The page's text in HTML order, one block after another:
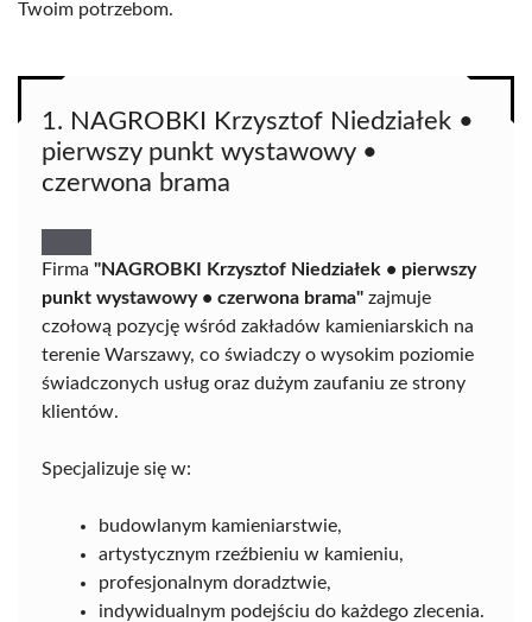
Twoim potrzebom.
1. NAGROBKI Krzysztof Niedziałek •
pierwszy punkt wystawowy •
czerwona brama
Firma "NAGROBKI Krzysztof Niedziałek • pierwszy
punkt wystawowy • czerwona brama" zajmuje
czołową pozycję wśród zakładów kamieniarskich na
terenie Warszawy, co świadczy o wysokim poziomie
świadczonych usług oraz dużym zaufaniu ze strony
klientów.
Specjalizuje się w:
budowlanym kamieniarstwie,
artystycznym rzeźbieniu w kamieniu,
profesjonalnym doradztwie,
indywidualnym podejściu do każdego zlecenia.